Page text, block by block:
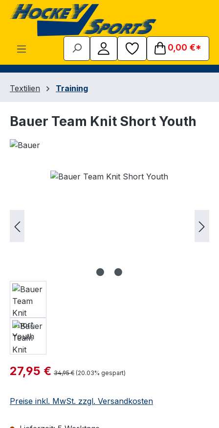
Zum Hauptinhalt springen
0,00 €*
Textilien Training
Bauer Team Knit Short Youth
Bildergalerie überspringen
Verkaufspreis:
27,95 € Regulärer Preis:
34,95 € (20.03% gespart)
Preise inkl. MwSt. zzgl. Versandkosten